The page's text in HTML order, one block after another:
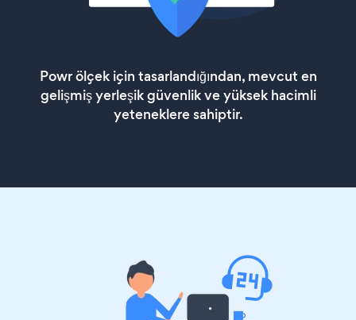
Powr ölçek için tasarlandığından, mevcut en
gelişmiş yerleşik güvenlik ve yüksek hacimli
yeteneklere sahiptir.